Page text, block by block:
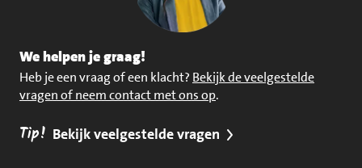
We helpen je graag!
Heb je een vraag of een klacht? Bekijk de veelgestelde
vragen of neem contact met ons op.
Tip! Bekijk veelgestelde vragen